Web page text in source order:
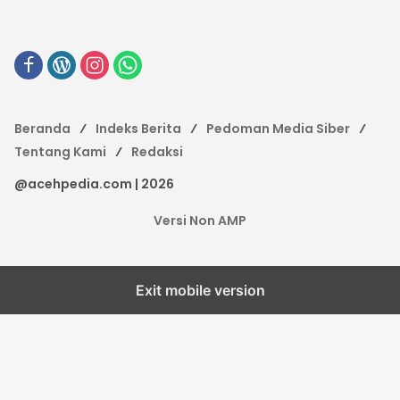
Beranda Indeks Berita
Pedoman Media Siber
Tentang Kami
Redaksi
@acehpedia.com | 2026
Versi Non AMP
Exit mobile version